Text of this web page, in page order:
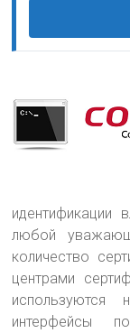
идентификации
любой
количество
центрами
используются
интерфейсы